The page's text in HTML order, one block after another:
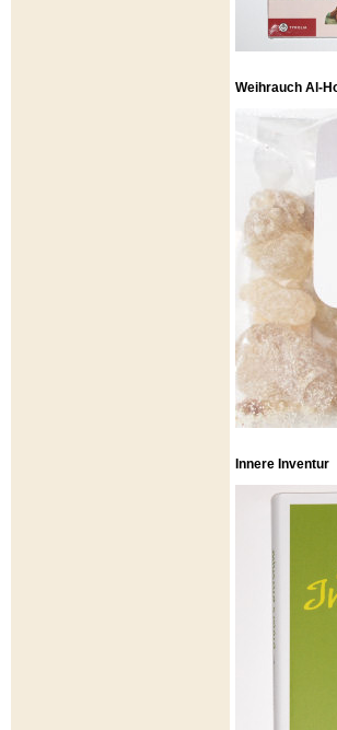
Weihrauch Al-
Innere Inventur